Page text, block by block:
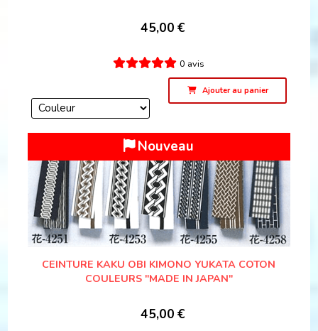
45,00 €
0 avis
Ajouter au panier
Nouveau
CEINTURE KAKU OBI KIMONO YUKATA COTON
COULEURS "MADE IN JAPAN"
45,00 €